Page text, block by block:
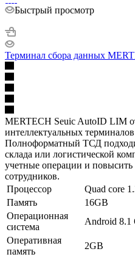
Быстрый просмотр
Терминал сбора данных
MERTECH Seuic AutoID LIM
интеллектуальных
Полноформатный ТСД
склада или логистической
учетные операции и повысить
сотрудников.
Процессор
Quad core
Память
16GB
Операционная
система
Android 8.1
Оперативная
память
2GB